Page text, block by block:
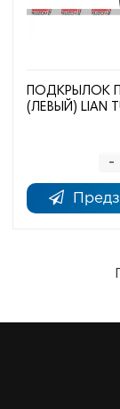
ПОДКРЫЛОК
(ЛЕВЫЙ) LIAN
-